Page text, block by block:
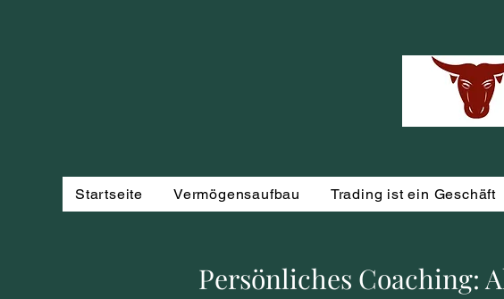
Startseite Vermögensaufbau Trading ist ein Geschäft
Persönliches Coaching: